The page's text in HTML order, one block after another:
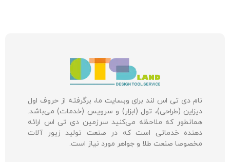
نام دی تی اس لند برای وبسایت ما، برگرفته از حروف اول
دیزاین (طراحی)، تول (ابزار) و سرویس (خدمات) می‌باشد.
همانطور که ملاحظه می‌کنید سرزمین دی تی اس ارائه
دهنده خدماتی است که در صنعت تولید زیور آلات
مخصوصا صنعت طلا و جواهر مورد نیاز است.